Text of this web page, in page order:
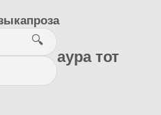
проза
🔍
аура тот